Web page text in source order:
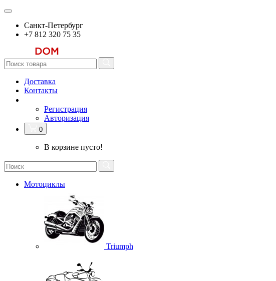
Санкт-Петербург
+7 812 320 75 35
Доставка
Контакты
Регистрация
Авторизация
0
В корзине пусто!
Мотоциклы
Triumph